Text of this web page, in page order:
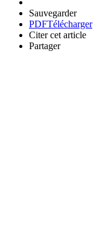
Sauvegarder
PDFTélécharger
Citer cet article
Partager